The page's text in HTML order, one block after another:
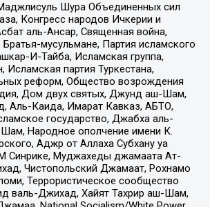
Шура Объединенных сил
Конгресс народов Ичкерии и
аль-Ансар, Священная война,
Братья-мусульмане, Партия исламского
И-Тайба, Исламская группа,
Исламская партия Туркестана,
реформ, Общество возрождения
Дом двух святых, Джунд аш-Шам,
Аль-Каида, Имарат Кавказ, АБТО,
государство, Джабха аль-
Народное ополчение имени К.
Аджр от Аллаха Субхану уа
Синрике, Муджахеды джамаата Ат-
Чистопольский Джамаат, Рохнамо
Террористическое сообщество
валь-Джихад, Хайят Тахрир аш-Шам,